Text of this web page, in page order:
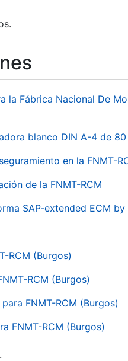
la Fábrica Nacional De
blanco DIN A-4 de 80
en la FNMT-
de la FNMT-RCM
SAP-extended ECM by
RCM (Burgos)
RCM (Burgos)
FNMT-RCM (Burgos)
FNMT-RCM (Burgos)